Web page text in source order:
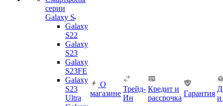
серии
Galaxy S
Galaxy
S22
Galaxy
S23
Galaxy
S23FE
Galaxy
S23
Ultra
О
магазине
Трейд-
Ин
Кредит и
рассрочка
Гарантия
и